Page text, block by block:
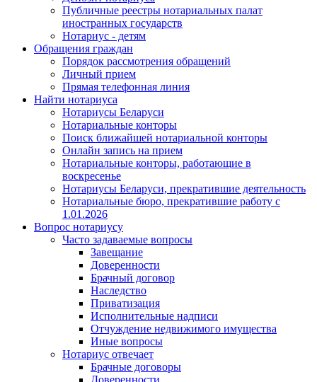
Публичные реестры нотариальных палат
иностранных государств
Нотариус - детям
Обращения граждан
Порядок рассмотрения обращений
Личный прием
Прямая телефонная линия
Найти нотариуса
Нотариусы Беларуси
Нотариальные конторы
Поиск ближайшей нотариальной конторы
Онлайн запись на прием
Нотариальные конторы, работающие в
воскресенье
Нотариусы Беларуси, прекратившие деятельность
Нотариальные бюро, прекратившие работу с
1.01.2026
Вопрос нотариусу
Часто задаваемые вопросы
Завещание
Доверенности
Брачный договор
Наследство
Приватизация
Исполнительные надписи
Отчуждение недвижимого имущества
Иные вопросы
Нотариус отвечает
Брачные договоры
Доверенности